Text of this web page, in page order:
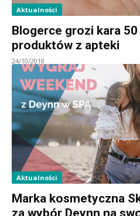
Aktualności
Blogerce grozi kara
produktów z apteki
24/10/2018
Aktualności
Marka kosmetyczna
za wybór Deynn na